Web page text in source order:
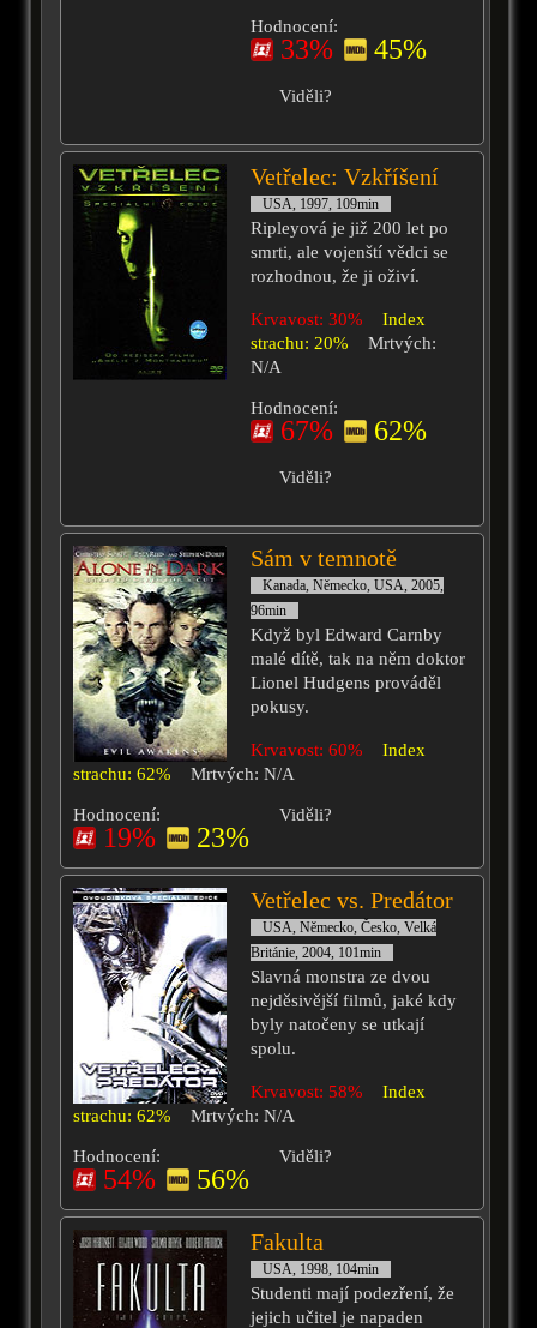
Hodnocení:
33% 45%
Viděli?
Vetřelec: Vzkříšení
USA, 1997, 109min
Ripleyová je již 200 let po
smrti, ale vojenští vědci se
rozhodnou, že ji oživí.
Krvavost: 30%
Index
strachu: 20%
Mrtvých:
N/A
Hodnocení:
67% 62%
Viděli?
Sám v temnotě
Kanada, Německo, USA, 2005,
96min
Když byl Edward Carnby
malé dítě, tak na něm doktor
Lionel Hudgens prováděl
pokusy.
Krvavost: 60%
Index
strachu: 62%
Mrtvých: N/A
Hodnocení:
19% 23%
Viděli?
Vetřelec vs. Predátor
USA, Německo, Česko, Velká
Británie, 2004, 101min
Slavná monstra ze dvou
nejděsivější filmů, jaké kdy
byly natočeny se utkají
spolu.
Krvavost: 58%
Index
strachu: 62%
Mrtvých: N/A
Hodnocení:
54% 56%
Viděli?
Fakulta
USA, 1998, 104min
Studenti mají podezření, že
jejich učitel je napaden